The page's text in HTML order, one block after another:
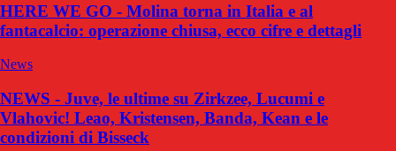
HERE WE GO - Molina torna in Italia e al
fantacalcio: operazione chiusa, ecco cifre e dettagli
News
NEWS - Juve, le ultime su Zirkzee, Lucumi e
Vlahovic! Leao, Kristensen, Banda, Kean e le
condizioni di Bisseck